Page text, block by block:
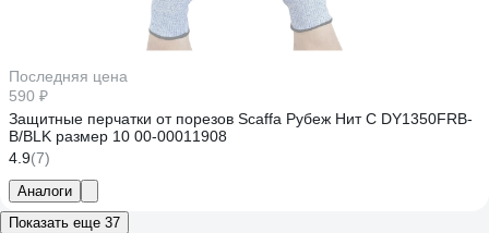
Последняя цена
590 ₽
Защитные перчатки от порезов Scaffa Рубеж Нит С DY1350FRB-
B/BLK размер 10 00-00011908
4.9(7)
Аналоги
Показать еще 37